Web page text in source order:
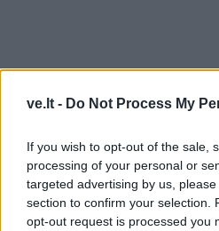
ve.lt - Do Not Process My
If you wish to opt-out of the sale,
processing of your personal or
targeted advertising by us,
section to confirm your selection.
opt-out request is processed you
Dantų ėduonis
Jei dėl dantų ėduonies
lankytis pernelyg dažnai,